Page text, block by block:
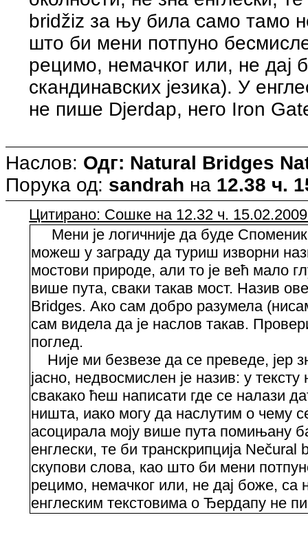
bridžiz за њу била само тамо
што би мени потпуно
рецимо, немачког или, не дај
скандинавских језика). У
не пише Djerdap, него Iron
Наслов: Одг: Natural Bridges
Порука од: sandrah на 12.38 ч.
Цитирано: Сошке на 12.32 ч.
Мени је логичније да буде
можеш у заграду да туриш изворни
мостови природе, али то је већ мало
више пута, сваки такав мост. Назив
Bridges. Ако сам добро разумела
сам видела да је наслов такав.
поглед.
Није ми безвезе да се преведе, јер
јасно, недвосмислен је назив: у
свакако ћеш написати где се налази
ништа, иако могу да наслутим о чему
асоцирала моју више пута помињану
енглески, те би транскрипција
скупови слова, као што би мени
рецимо, немачког или, не дај боже, са
енглеским текстовима о Ђердапу не